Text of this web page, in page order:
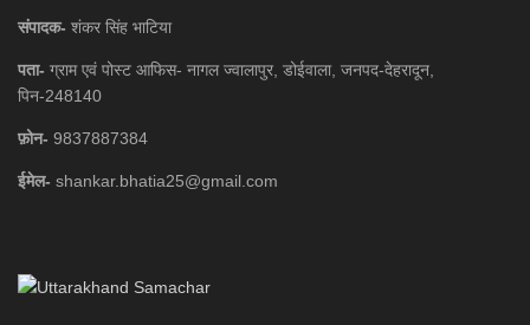
संपादक- शंकर सिंह भाटिया
पता- ग्राम एवं पोस्ट आफिस- नागल ज्वालापुर, डोईवाला, जनपद-देहरादून,
पिन-248140
फ़ोन- 9837887384
ईमेल- shankar.bhatia25@gmail.com